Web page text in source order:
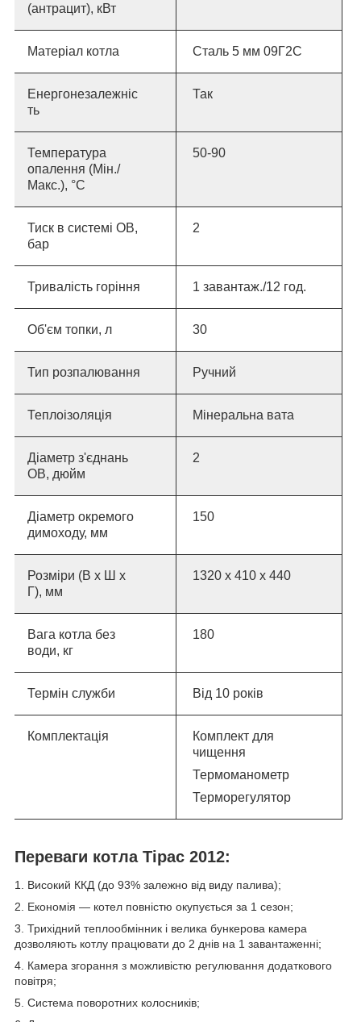
(антрацит), кВт
Матеріал котла Сталь 5 мм 09Г2С
Енергонезалежніс
ть
Так
Температура
опалення (Мін./
Макс.), °C
50-90
Тиск в системі ОВ,
бар
2
Тривалість горіння 1 завантаж./12 год.
Об'єм топки, л 30
Тип розпалювання Ручний
Теплоізоляція Мінеральна вата
Діаметр з'єднань
ОВ, дюйм
2
Діаметр окремого
димоходу, мм
150
Розміри (В х Ш х
Г), мм
1320 x 410 x 440
Вага котла без
води, кг
180
Термін служби Від 10 років
Комплектація
Комплект для
чищення
Термоманометр
Терморегулятор
Переваги котла Тірас 2012:
1. Високий ККД (до 93% залежно від виду палива);
2. Економія — котел повністю окупується за 1 сезон;
3. Трихідний теплообмінник і велика бункерова камера
дозволяють котлу працювати до 2 днів на 1 завантаженні;
4. Камера згорання з можливістю регулювання додаткового
повітря;
5. Система поворотних колосників;